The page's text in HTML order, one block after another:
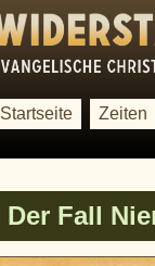
Startseite Zeiten
Der Fall